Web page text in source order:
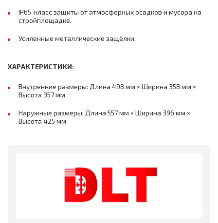
IP65-класс защиты от атмосферных осадков и мусора на
стройплощадке.
Усиленные металлические защёлки.
ХАРАКТЕРИСТИКИ:
Внутренние размеры: Длина 498 мм × Ширина 358 мм ×
Высота 357 мм
Наружные размеры: Длина 557 мм × Ширина 396 мм ×
Высота 425 мм